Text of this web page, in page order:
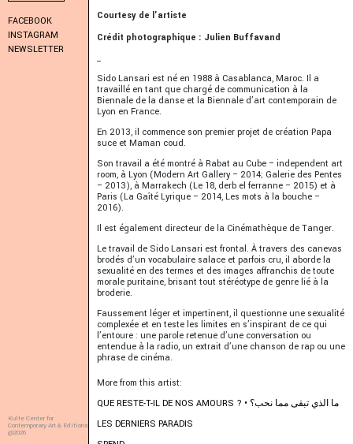
FACEBOOK
INSTAGRAM
NEWSLETTER
Kulte Center for
Contemporary Art & Editions
@2026
Courtesy de l'artiste
Crédit photographique : Julien Buffavand
Sido Lansari est né en 1988 à Casablanca, Maroc. Il a
travaillé en tant que chargé de communication à la
Biennale de la danse et la Biennale d’art contemporain de
Lyon en France.
En 2013, il commence son premier projet de création Papa
suce et Maman coud.
Son travail a été montré à Rabat au Cube – independent art
room, à Lyon (Modern Art Gallery – 2014; Galerie des Pentes
– 2013), à Marrakech (Le 18, derb el ferranne – 2015) et à
Paris (La Gaîté Lyrique – 2014, Les mots à la bouche –
2016).
Il est également directeur de la Cinémathèque de Tanger.
Le travail de Sido Lansari est frontal. À travers des canevas
brodés d’un vocabulaire salace et parfois cru, il aborde la
sexualité en des termes et des images affranchis de toute
morale puritaine, brisant tout stéréotype de genre lié à la
broderie.
Faussement léger et impertinent, il questionne une sexualité
complexée et en teste les limites en s’inspirant de ce qui
l’entoure : une parole retenue d’une conversation ou
entendue à la radio, un extrait d’une chanson de rap ou une
phrase de cinéma.
More from this artist:
QUE RESTE-T-IL DE NOS AMOURS ? • ما الذي تبقى مما نحب؟
LES DERNIERS PARADIS